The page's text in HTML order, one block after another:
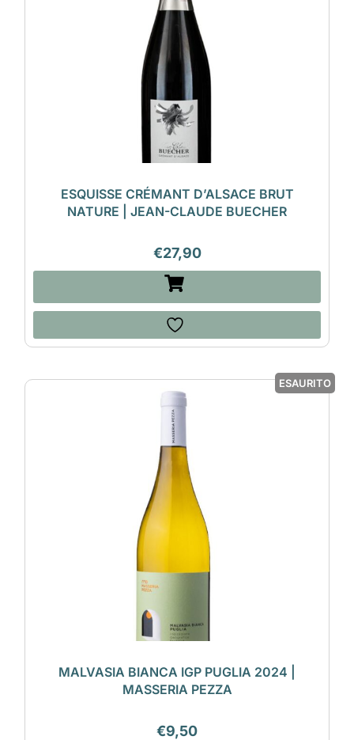
ESQUISSE CRÉMANT D’ALSACE BRUT
NATURE | JEAN-CLAUDE BUECHER
€27,90
ESAURITO
MALVASIA BIANCA IGP PUGLIA 2024 |
MASSERIA PEZZA
€9,50